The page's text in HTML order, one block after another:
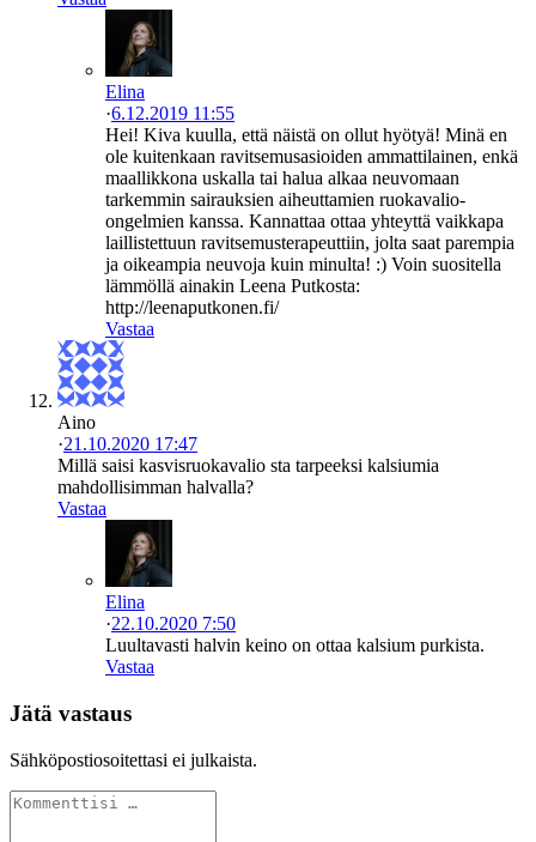
Elina
·6.12.2019 11:55
Hei! Kiva kuulla, että näistä on ollut hyötyä! Minä en
ole kuitenkaan ravitsemusasioiden ammattilainen, enkä
maallikkona uskalla tai halua alkaa neuvomaan
tarkemmin sairauksien aiheuttamien ruokavalio-
ongelmien kanssa. Kannattaa ottaa yhteyttä vaikkapa
laillistettuun ravitsemusterapeuttiin, jolta saat parempia
ja oikeampia neuvoja kuin minulta! :) Voin suositella
lämmöllä ainakin Leena Putkosta:
http://leenaputkonen.fi/
Vastaa
Aino
·21.10.2020 17:47
Millä saisi kasvisruokavalio sta tarpeeksi kalsiumia
mahdollisimman halvalla?
Vastaa
Elina
·22.10.2020 7:50
Luultavasti halvin keino on ottaa kalsium purkista.
Vastaa
Jätä vastaus
Sähköpostiosoitettasi ei julkaista.